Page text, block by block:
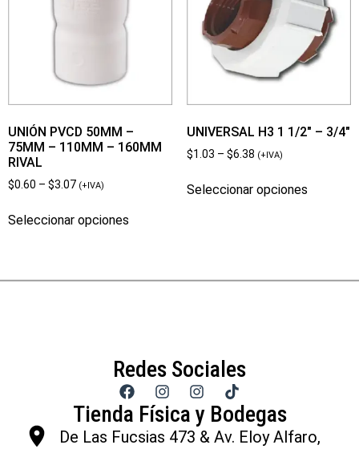
UNIÓN PVCD 50MM –
75MM – 110MM – 160MM
RIVAL
$0.60 – $3.07 (+IVA)
Seleccionar opciones
UNIVERSAL H3 1 1/2″ – 3/4″
$1.03 – $6.38 (+IVA)
Seleccionar opciones
Redes Sociales
Tienda Física y Bodegas
De Las Fucsias 473 & Av. Eloy Alfaro,